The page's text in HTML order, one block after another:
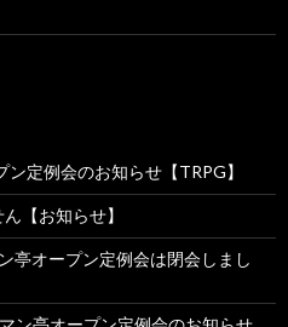
ン定例会のお知らせ【TRPG】
【お知らせ】
亭オープン定例会は閉会しまし